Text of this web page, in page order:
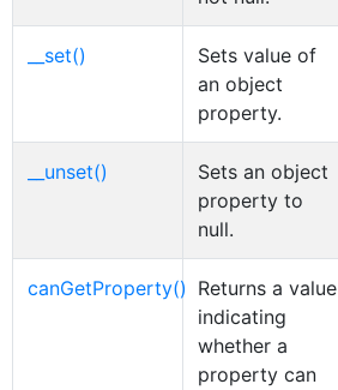
__set()
Sets value of
an object
property.
__unset()
Sets an object
property to
null.
canGetProperty() Returns a value
indicating
whether a
property can